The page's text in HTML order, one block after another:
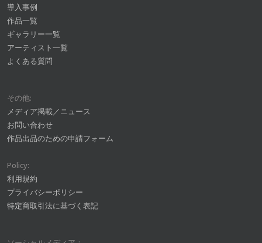
導入事例
作品一覧
ギャラリー一覧
アーティスト一覧
よくある質問
その他:
メディア掲載／ニュース
お問い合わせ
作品出品のための申請フォーム
Policy:
利用規約
プライバシーポリシー
特定商取引法に基づく表記